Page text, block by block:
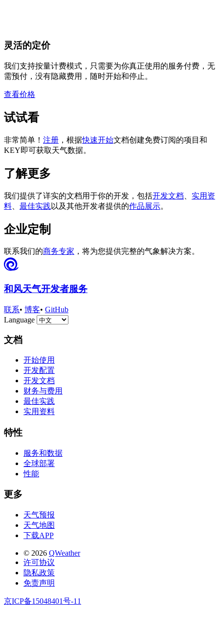
灵活的定价
我们支持按量计费模式，只需要为你真正使用的服务付费，无
需预付，没有隐藏费用，随时开始和停止。
查看价格
试试看
非常简单！ 注册 ，根据快速开始文档创建免费订阅的项目和
KEY即可获取天气数据。
了解更多
我们提供了详实的文档用于你的开发，包括开发文档
实用资
料
最佳实践 以及其他开发者提供的作品展示。
企业定制
联系我们的商务专家 ，将为您提供完整的气象解决方案。
和风天气开发者服务
联系• 博客• GitHub
Language
文档
开始使用
开发配置
开发文档
财务与费用
最佳实践
实用资料
特性
服务和数据
全球部署
性能
更多
天气预报
天气地图
下载APP
© 2026 QWeather
许可协议
隐私政策
免责声明
京ICP备15048401号-11